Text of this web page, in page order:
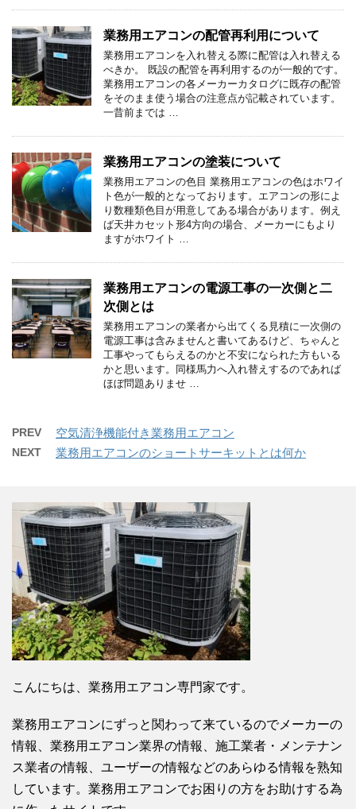
業務用エアコンの配管再利用について
業務用エアコンを入れ替える際に配管は入れ替える
べきか。 既設の配管を再利用するのが一般的です。
業務用エアコンの各メーカーカタログに既存の配管
をそのまま使う場合の注意点が記載されています。
一昔前までは …
業務用エアコンの塗装について
業務用エアコンの色目 業務用エアコンの色はホワイ
ト色が一般的となっております。エアコンの形によ
り数種類色目が用意してある場合があります。例え
ば天井カセット形4方向の場合、メーカーにもより
ますがホワイト …
業務用エアコンの電源工事の一次側と二
次側とは
業務用エアコンの業者から出てくる見積に一次側の
電源工事は含みませんと書いてあるけど、ちゃんと
工事やってもらえるのかと不安になられた方もいる
かと思います。同様馬力へ入れ替えするのであれば
ほぼ問題ありませ …
PREV 空気清浄機能付き業務用エアコン
NEXT 業務用エアコンのショートサーキットとは何か
こんにちは、業務用エアコン専門家です。
業務用エアコンにずっと関わって来ているのでメーカーの
情報、業務用エアコン業界の情報、施工業者・メンテナン
ス業者の情報、ユーザーの情報などのあらゆる情報を熟知
しています。業務用エアコンでお困りの方をお助けする為